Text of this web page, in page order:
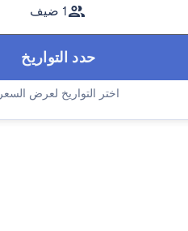
1 ضيف
حدد التواريخ
اختر التواريخ لعرض السعر